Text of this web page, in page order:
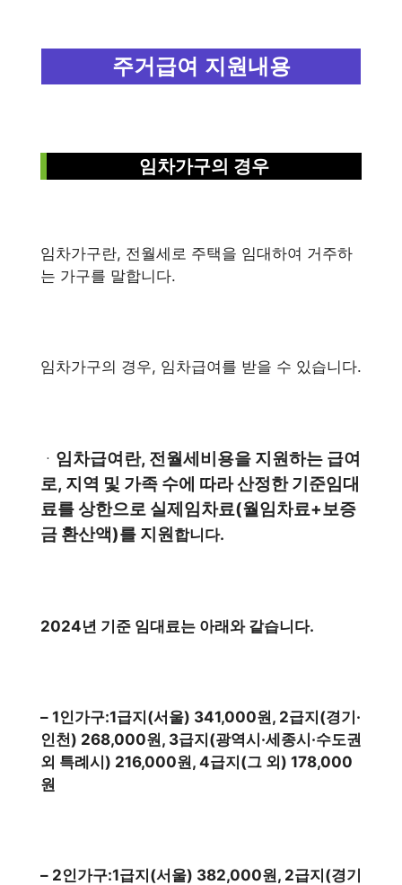
주거급여 지원내용
임차가구의 경우
임차가구란, 전월세로 주택을 임대하여 거주하
는 가구를 말합니다.
임차가구의 경우, 임차급여를 받을 수 있습니다.
ㆍ 임차급여란, 전월세비용을 지원하는 급여
로, 지역 및 가족 수에 따라 산정한 기준임대
료를 상한으로 실제임차료(월임차료+보증
금 환산액)를 지원합니다.
2024년 기준 임대료는 아래와 같습니다.
– 1인가구:1급지(서울) 341,000원, 2급지(경기·
인천) 268,000원, 3급지(광역시·세종시·수도권
외 특례시) 216,000원, 4급지(그 외) 178,000
원
– 2인가구:1급지(서울) 382,000원, 2급지(경기